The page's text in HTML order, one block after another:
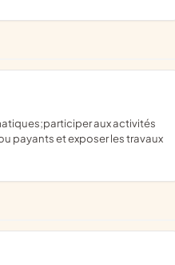
payants et exposer les travaux